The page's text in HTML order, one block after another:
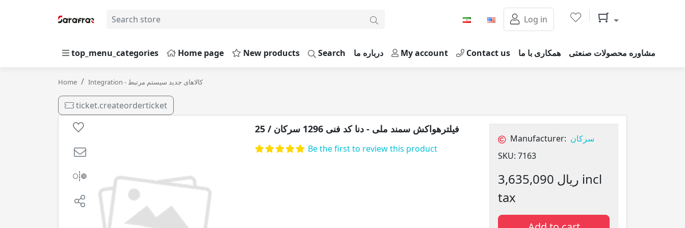
Log in Shopping cart
top_menu_categories Home page New products Search درباره ما My account Contact us همکاری با ما مشاوره محصولات صنعتی
Home Integration - کالاهای جدید سیستم مرتبط
فیلترهواکش سمند ملی - دنا کد فنی 1296 سرکان / 25
ticket.createorderticket
فیلترهواکش سمند ملی - دنا کد فنی 1296 سرکان / 25
Be the first to review this product
Manufacturer: سرکان
SKU: 7163
3,635,090 ریال incl
tax